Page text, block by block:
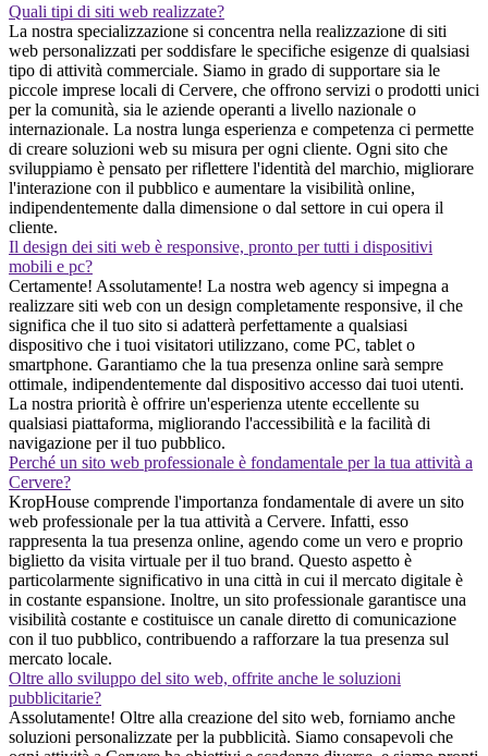
Quali tipi di siti web realizzate?
La nostra specializzazione si concentra nella realizzazione di siti
web personalizzati per soddisfare le specifiche esigenze di qualsiasi
tipo di attività commerciale. Siamo in grado di supportare sia le
piccole imprese locali di Cervere, che offrono servizi o prodotti unici
per la comunità, sia le aziende operanti a livello nazionale o
internazionale. La nostra lunga esperienza e competenza ci permette
di creare soluzioni web su misura per ogni cliente. Ogni sito che
sviluppiamo è pensato per riflettere l'identità del marchio, migliorare
l'interazione con il pubblico e aumentare la visibilità online,
indipendentemente dalla dimensione o dal settore in cui opera il
cliente.
Il design dei siti web è responsive, pronto per tutti i dispositivi
mobili e pc?
Certamente! Assolutamente! La nostra web agency si impegna a
realizzare siti web con un design completamente responsive, il che
significa che il tuo sito si adatterà perfettamente a qualsiasi
dispositivo che i tuoi visitatori utilizzano, come PC, tablet o
smartphone. Garantiamo che la tua presenza online sarà sempre
ottimale, indipendentemente dal dispositivo accesso dai tuoi utenti.
La nostra priorità è offrire un'esperienza utente eccellente su
qualsiasi piattaforma, migliorando l'accessibilità e la facilità di
navigazione per il tuo pubblico.
Perché un sito web professionale è fondamentale per la tua attività a
Cervere?
KropHouse comprende l'importanza fondamentale di avere un sito
web professionale per la tua attività a Cervere. Infatti, esso
rappresenta la tua presenza online, agendo come un vero e proprio
biglietto da visita virtuale per il tuo brand. Questo aspetto è
particolarmente significativo in una città in cui il mercato digitale è
in costante espansione. Inoltre, un sito professionale garantisce una
visibilità costante e costituisce un canale diretto di comunicazione
con il tuo pubblico, contribuendo a rafforzare la tua presenza sul
mercato locale.
Oltre allo sviluppo del sito web, offrite anche le soluzioni
pubblicitarie?
Assolutamente! Oltre alla creazione del sito web, forniamo anche
soluzioni personalizzate per la pubblicità. Siamo consapevoli che